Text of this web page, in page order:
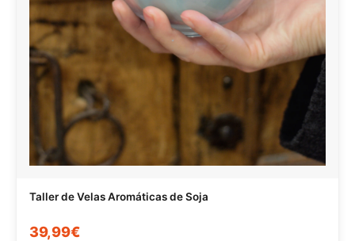
Taller de Velas Aromáticas de Soja
39,99€